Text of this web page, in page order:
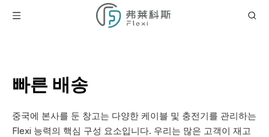
빠른 배송
중국에 본사를 둔 창고는 다양한 케이블 및 충전기를 관리하는
Flexi 능력의 핵심 구성 요소입니다. 우리는 많은 고객이 재고